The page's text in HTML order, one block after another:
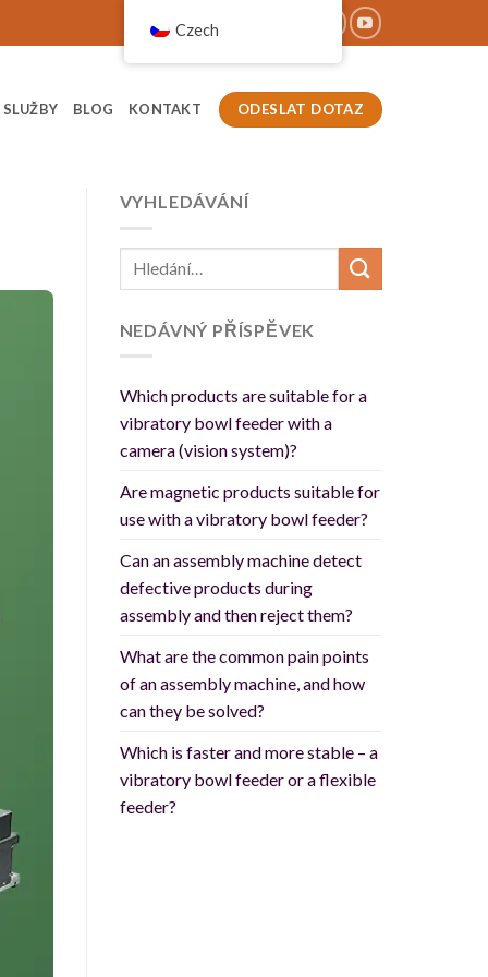
SLUŽBY BLOG KONTAKT ODESLAT DOTAZ
VYHLEDÁVÁNÍ
NEDÁVNÝ PŘÍSPĚVEK
Which products are suitable for a
vibratory bowl feeder with a
camera (vision system)?
Are magnetic products suitable for
use with a vibratory bowl feeder?
Can an assembly machine detect
defective products during
assembly and then reject them?
What are the common pain points
of an assembly machine, and how
can they be solved?
Which is faster and more stable – a
vibratory bowl feeder or a flexible
feeder?
Czech